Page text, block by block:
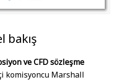
bakış
ve CFD sözleşme
komisyoncu Marshall